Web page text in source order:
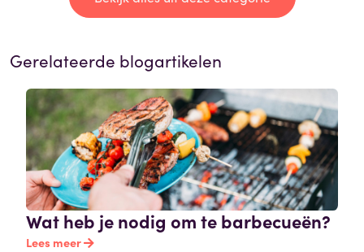
Gerelateerde blogartikelen
Wat heb je nodig om te barbecueën?
Lees meer